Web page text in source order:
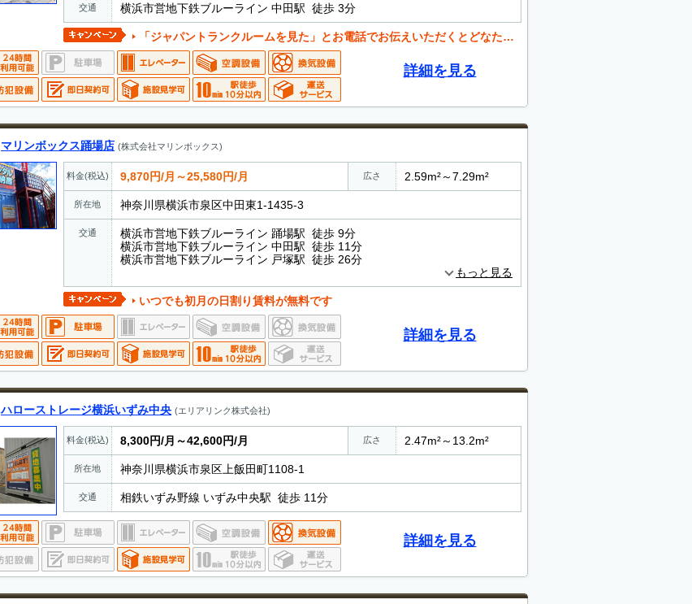
交通 横浜市営地下鉄ブルーライン 中田駅 徒歩 3分
「ジャパントランクルームを見た」とお電話でお伝えいただくとどなたでも値引き可能。 お気軽にご相談ください。
詳細を見る
マリンボックス踊場店 (株式会社マリンボックス)
料金(税込) 9,870円/月～25,580円/月 広さ 2.59m²～7.29m²
所在地 神奈川県横浜市泉区中田東1-1435-3
交通
横浜市営地下鉄ブルーライン 踊場駅 徒歩 9分
横浜市営地下鉄ブルーライン 中田駅 徒歩 11分
横浜市営地下鉄ブルーライン 戸塚駅 徒歩 26分
もっと見る
いつでも初月の日割り賃料が無料です
詳細を見る
ハローストレージ横浜いずみ中央 (エリアリンク株式会社)
料金(税込) 8,300円/月～42,600円/月 広さ 2.47m²～13.2m²
所在地 神奈川県横浜市泉区上飯田町1108-1
交通 相鉄いずみ野線 いずみ中央駅 徒歩 11分
詳細を見る